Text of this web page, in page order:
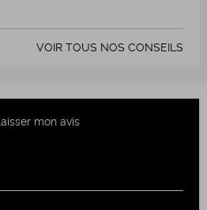
VOIR TOUS NOS CONSEILS
mon avis